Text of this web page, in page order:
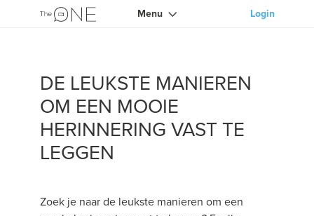
Menu Login
DE LEUKSTE MANIEREN
OM EEN MOOIE
HERINNERING VAST TE
LEGGEN
Zoek je naar de leukste manieren om een